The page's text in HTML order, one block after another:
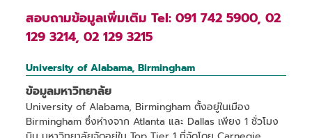
สอบถามข้อมูลเพิ่มเติม Tel: 091 742 5900, 02
129 3214, 02 129 3215
University of Alabama, Birmingham
ข้อมูลมหาวิทยาลัย
University of Alabama, Birmingham ตั้งอยู่ในเมือง
Birmingham ซึ่งห่างจาก Atlanta และ Dallas เพียง 1 ชั่วโมง